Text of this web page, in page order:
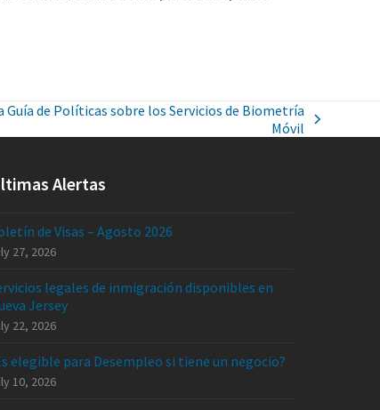
Guía de Políticas sobre los Servicios de Biometría
Móvil
Alertas
de Visas – Agosto 2026
27, 2026
legales de inmigración disponibles en
Jersey
22, 2026
elegible para Desempleo si tiene un negocio?
10, 2026